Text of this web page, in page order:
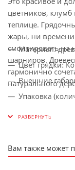
цветников, клумб
теплице.
жары, ни
смонтировать на
шарниров.
гармонично
натурального
Материал:
Цвет грядки:
Внешние
Упаковка
Вам также может